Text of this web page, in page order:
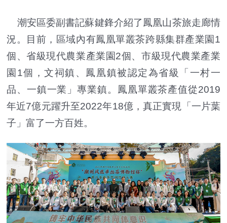
潮安區委副書記蘇鍵鋒介紹了鳳凰山茶旅走廊情
況。目前，區域內有鳳凰單叢茶跨縣集群產業園1
個、省級現代農業產業園2個、市級現代農業產業
園1個，文祠鎮、鳳凰鎮被認定為省級「一村一
品、一鎮一業」專業鎮。鳳凰單叢茶產值從2019
年近7億元躍升至2022年18億，真正實現「一片葉
子」富了一方百姓。